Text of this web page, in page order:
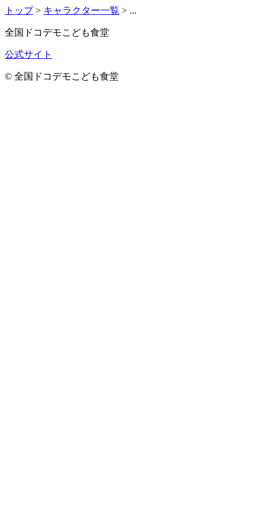
トップ> キャラクター一覧 > ...
全国ドコデモこども食堂
公式サイト
© 全国ドコデモこども食堂